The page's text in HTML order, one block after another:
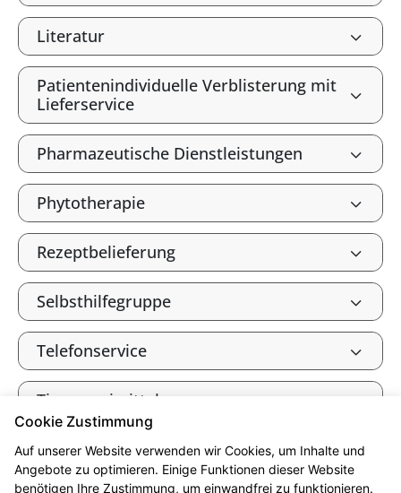
Literatur
Patientenindividuelle Verblisterung mit
Lieferservice
Pharmazeutische Dienstleistungen
Phytotherapie
Rezeptbelieferung
Selbsthilfegruppe
Telefonservice
Tierarzneimittel
Verbandkasten, Haus- und
Reiseapotheke
Cookie Zustimmung
Auf unserer Website verwenden wir Cookies, um Inhalte und
Angebote zu optimieren. Einige Funktionen dieser Website
benötigen Ihre Zustimmung, um einwandfrei zu funktionieren.